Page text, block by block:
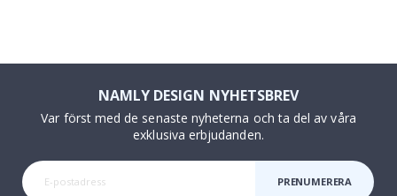
NAMLY DESIGN NYHETSBREV
Var först med de senaste nyheterna och ta del av våra
exklusiva erbjudanden.
PRENUMERERA